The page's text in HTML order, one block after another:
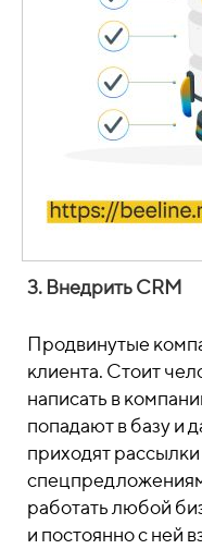
3. Внедрить CRM
Продвинутые
клиента. Стоит
написать в
попадают в базу и
приходят
работать любой
и постоянно с ней